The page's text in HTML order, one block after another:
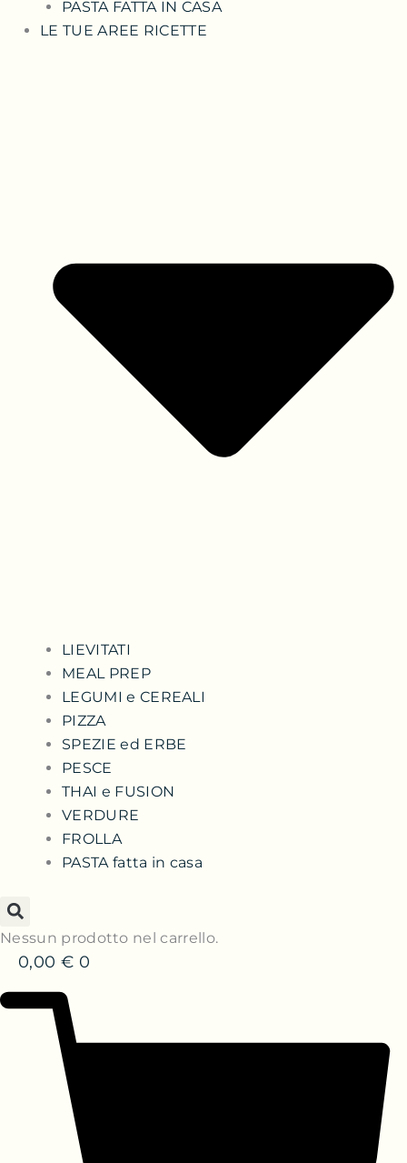
PASTA FATTA IN CASA
LE TUE AREE RICETTE
LIEVITATI
MEAL PREP
LEGUMI e CEREALI
PIZZA
SPEZIE ed ERBE
PESCE
THAI e FUSION
VERDURE
FROLLA
PASTA fatta in casa
Nessun prodotto nel carrello.
0,00 € 0